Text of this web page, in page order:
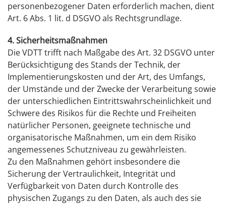
personenbezogener Daten erforderlich machen, dient
Art. 6 Abs. 1 lit. d DSGVO als Rechtsgrundlage.
4. Sicherheitsmaßnahmen
Die VDTT trifft nach Maßgabe des Art. 32 DSGVO unter
Berücksichtigung des Stands der Technik, der
Implementierungskosten und der Art, des Umfangs,
der Umstände und der Zwecke der Verarbeitung sowie
der unterschiedlichen Eintrittswahrscheinlichkeit und
Schwere des Risikos für die Rechte und Freiheiten
natürlicher Personen, geeignete technische und
organisatorische Maßnahmen, um ein dem Risiko
angemessenes Schutzniveau zu gewährleisten.
Zu den Maßnahmen gehört insbesondere die
Sicherung der Vertraulichkeit, Integrität und
Verfügbarkeit von Daten durch Kontrolle des
physischen Zugangs zu den Daten, als auch des sie